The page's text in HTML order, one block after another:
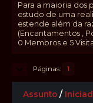
Para a maioria dos
estudo de uma
estende além da
(Encantamentos ,
0 Membros e 5
Páginas 1
Assunto /